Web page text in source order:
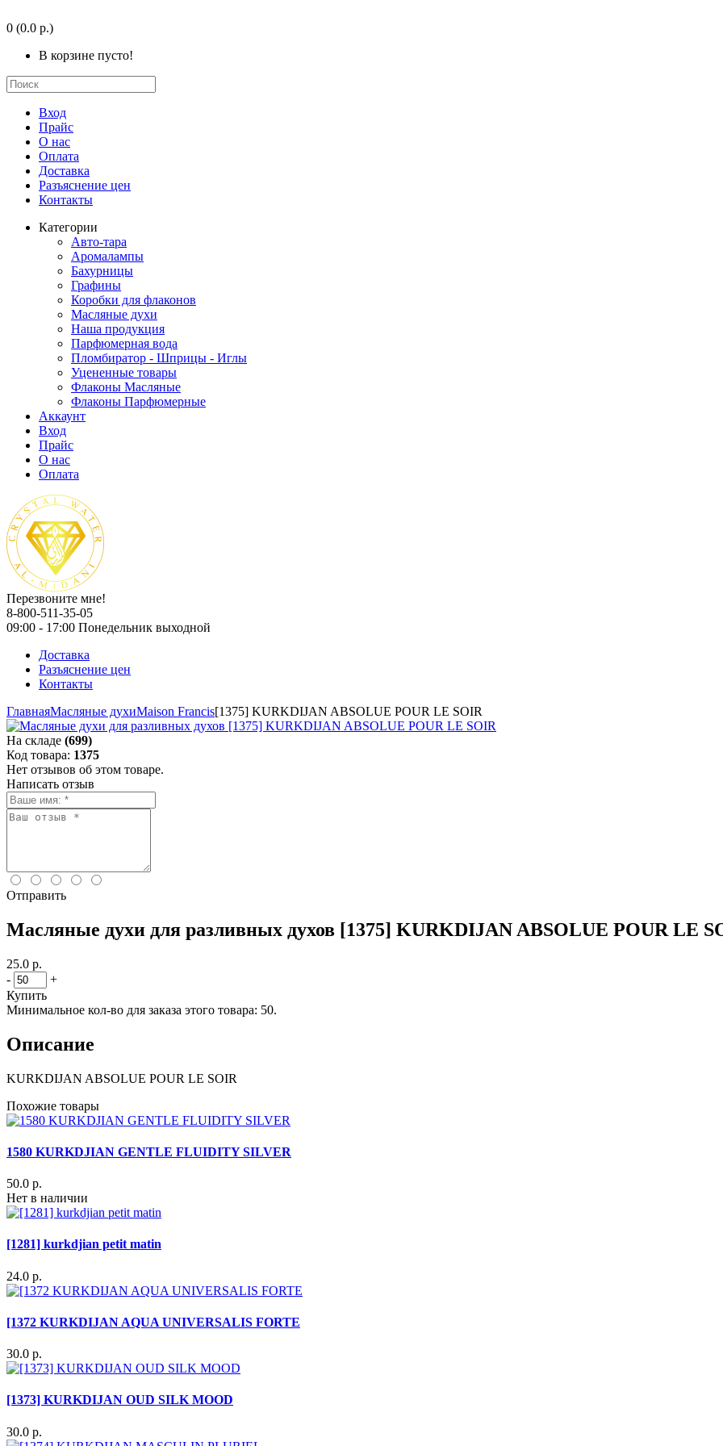
0 (0.0 р.)
В корзине пусто!
Вход
Прайс
О нас
Оплата
Доставка
Разъяснение цен
Контакты
Категории
Авто-тара
Аромалампы
Бахурницы
Графины
Коробки для флаконов
Масляные духи
Наша продукция
Парфюмерная вода
Пломбиратор - Шприцы - Иглы
Уцененные товары
Флаконы Масляные
Флаконы Парфюмерные
Аккаунт
Вход
Прайс
О нас
Оплата
Перезвоните мне!
8-800-511-35-05
09:00 - 17:00 Понедельник выходной
Доставка
Разъяснение цен
Контакты
ГлавнаяМасляные духиMaison Francis[1375] KURKDIJAN ABSOLUE POUR LE SOIR
На складе (699)
Код товара: 1375
Нет отзывов об этом товаре.
Написать отзыв
Отправить
Масляные духи для разливных духов [1375] KURKDIJAN ABSOLUE POUR LE
25.0 р.
-
+
Купить
Минимальное кол-во для заказа этого товара: 50.
Описание
KURKDIJAN ABSOLUE POUR LE SOIR
Похожие товары
1580 KURKDJIAN GENTLE FLUIDITY SILVER
50.0 р.
Нет в наличии
[1281] kurkdjian petit matin
24.0 р.
[1372 KURKDIJAN AQUA UNIVERSALIS FORTE
30.0 р.
[1373] KURKDIJAN OUD SILK MOOD
30.0 р.